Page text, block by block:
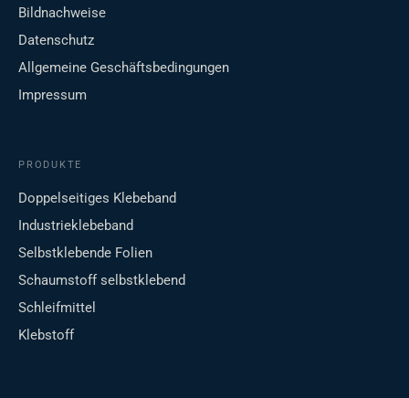
Bildnachweise
Datenschutz
Allgemeine Geschäftsbedingungen
Impressum
PRODUKTE
Doppelseitiges Klebeband
Industrieklebeband
Selbstklebende Folien
Schaumstoff selbstklebend
Schleifmittel
Klebstoff